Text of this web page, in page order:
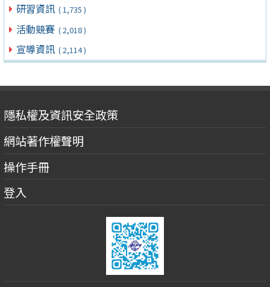
研習資訊 ( 1,735 )
活動競賽 ( 2,018 )
宣導資訊 ( 2,114 )
隱私權及資訊安全政策
網站著作權聲明
操作手冊
登入